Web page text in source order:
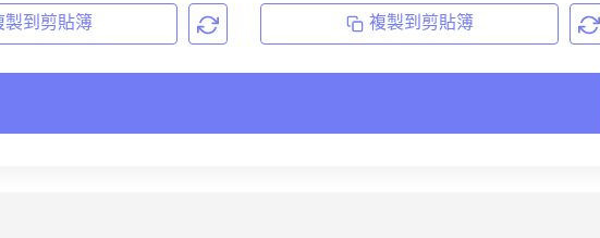
製到剪貼簿 複製到剪貼簿